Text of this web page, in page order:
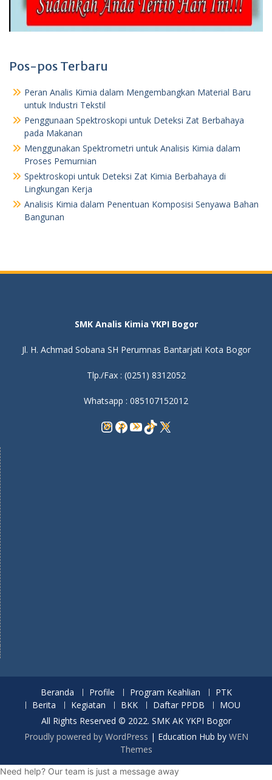
Pos-pos Terbaru
Peran Analis Kimia dalam Mengembangkan Material Baru
untuk Industri Tekstil
Penggunaan Spektroskopi untuk Deteksi Zat Berbahaya
pada Makanan
Menggunakan Spektrometri untuk Analisis Kimia dalam
Proses Pemurnian
Spektroskopi untuk Deteksi Zat Kimia Berbahaya di
Lingkungan Kerja
Analisis Kimia dalam Penentuan Komposisi Senyawa Bahan
Bangunan
SMK Analis Kimia YKPI Bogor
Jl. H. Achmad Sobana SH Perumnas Bantarjati Kota Bogor
Tlp./Fax : (0251) 8312052
Whatsapp : 085107152012
Instagram
Facebook
YouTube
TikTok
X
Beranda Profile Program Keahlian
PTK
Berita
Kegiatan BKK Daftar PPDB
MOU
All Rights Reserved © 2022. SMK AK YKPI Bogor
Proudly powered by WordPress | Education Hub by WEN
Themes
Need help? Our team is just a message away